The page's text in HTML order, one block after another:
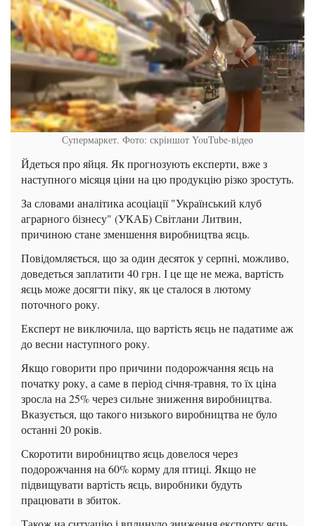
Супермаркет. Фото: скріншот YouTube-відео
Йдеться про яйця. Як прогнозують експерти, вже з
наступного місяця ціни на цю продукцію різко зростуть.
За словами аналітика асоціації "Український клуб
аграрного бізнесу" (УКАБ) Світлани Литвин,
причиною стане зменшення виробництва яєць.
Повідомляється, що за один десяток у серпні, можливо,
доведеться заплатити 40 грн. І це ще не межа, вартість
яєць може досягти піку, як це сталося в лютому
поточного року.
Експерт не виключила, що вартість яєць не падатиме аж
до весни наступного року.
Якщо говорити про причини подорожчання яєць на
початку року, а саме в період січня-травня, то їх ціна
зросла на 25% через сильне зниження виробництва.
Вказується, що такого низького виробництва не було
останні 20 років.
Скоротити виробництво яєць довелося через
подорожчання на 60% корму для птиці. Якщо не
підвищувати вартість яєць, виробники будуть
працювати в збиток.